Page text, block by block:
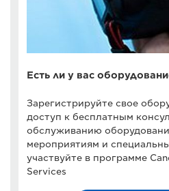
Есть ли у вас
Зарегистрируйте свое
доступ к бесплатным
обслуживанию
мероприятиям и
участвуйте в программе
Services